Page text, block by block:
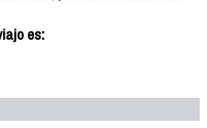
es: